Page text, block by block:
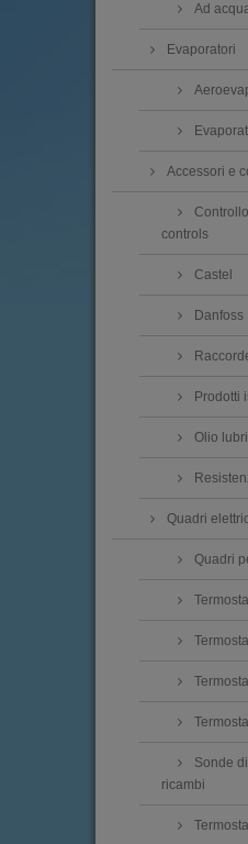
Ad
Evaporatori
Accessori e
controls
Castel
Danfoss
Prodotti
Olio
Quadri
Quadri
Sonde
ricambi